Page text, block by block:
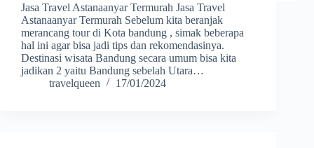
Jasa Travel Astanaanyar Termurah Jasa Travel
Astanaanyar Termurah Sebelum kita beranjak
merancang tour di Kota bandung , simak beberapa
hal ini agar bisa jadi tips dan rekomendasinya.
Destinasi wisata Bandung secara umum bisa kita
jadikan 2 yaitu Bandung sebelah Utara…
travelqueen
17/01/2024